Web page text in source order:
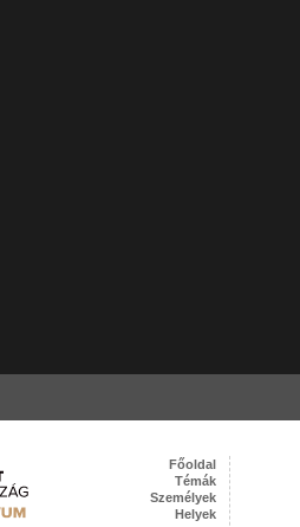
Főoldal
Témák
Személyek
Helyek